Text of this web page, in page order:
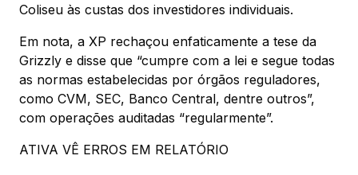
Coliseu às custas dos investidores individuais.
Em nota, a XP rechaçou enfaticamente a tese da
Grizzly e disse que “cumpre com a lei e segue todas
as normas estabelecidas por órgãos reguladores,
como CVM, SEC, Banco Central, dentre outros”,
com operações auditadas “regularmente”.
ATIVA VÊ ERROS EM RELATÓRIO